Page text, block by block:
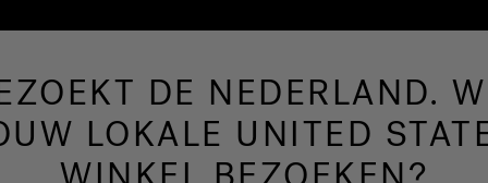
Hot Tubs Zwem-Spa’s Badkamer
DE NEDERLAND.
LOKALE UNITED